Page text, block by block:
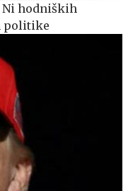
Ni hodniških
politike